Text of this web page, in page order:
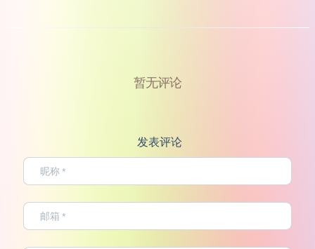
暂无评论
发表评论